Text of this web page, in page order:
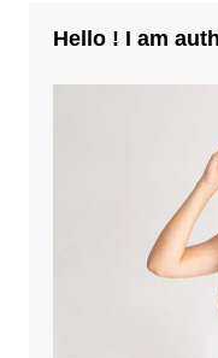
Hello ! I am